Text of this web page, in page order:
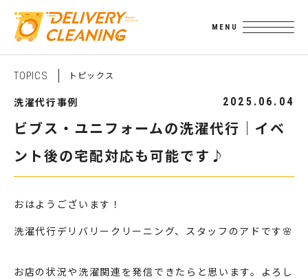
TOPICS ト ピッ ク ス
洗濯代行事例 2025.06.04
ビブス・ユニフォームの洗濯代行｜イベ
ント後の宅配対応も可能です♪
おはようございます！
洗濯代行デリバリークリーニング、スタッフのアドです🌸
お店の状況や洗濯関連を発信できたらと思います。よろし